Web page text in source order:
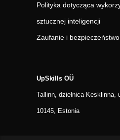
Polityka dotycząca
sztucznej inteligencji
Zaufanie i bezpieczeństwo
UpSkills OÜ
Tallinn, dzielnica Kesklinna,
10145, Estonia